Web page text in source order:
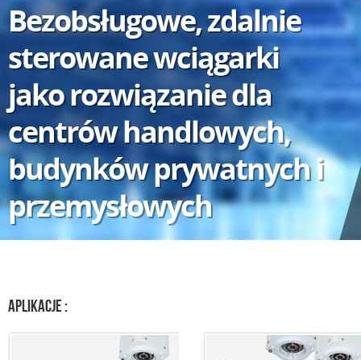
Bezobsługowe, zdalnie
sterowane wciągarki
jako rozwiązanie dla
centrów handlowych,
budynków prywatnych i
przemysłowych
Aplikacje :